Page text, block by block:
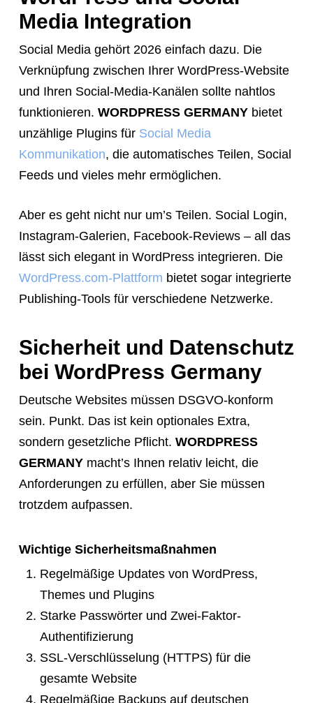
Media Integration
Social Media gehört 2026 einfach dazu. Die
Verknüpfung zwischen Ihrer WordPress-Website
und Ihren Social-Media-Kanälen sollte nahtlos
funktionieren. WORDPRESS GERMANYbietet
unzählige Plugins für Social Media
Kommunikation, die automatisches Teilen, Social
Feeds und vieles mehr ermöglichen.
Aber es geht nicht nur um’s Teilen. Social Login,
Instagram-Galerien, Facebook-Reviews – all das
lässt sich elegant in WordPress integrieren. Die
WordPress.com-Plattform bietet sogar integrierte
Publishing-Tools für verschiedene Netzwerke.
Sicherheit und Datenschutz
bei WordPress Germany
Deutsche Websites müssen DSGVO-konform
sein. Punkt. Das ist kein optionales Extra,
sondern gesetzliche Pflicht. WORDPRESS
GERMANYmacht’s Ihnen relativ leicht, die
Anforderungen zu erfüllen, aber Sie müssen
trotzdem aufpassen.
Wichtige Sicherheitsmaßnahmen
Regelmäßige Updates von WordPress,
Themes und Plugins
Starke Passwörter und Zwei-Faktor-
Authentifizierung
SSL-Verschlüsselung (HTTPS) für die
gesamte Website
Regelmäßige Backups auf deutschen